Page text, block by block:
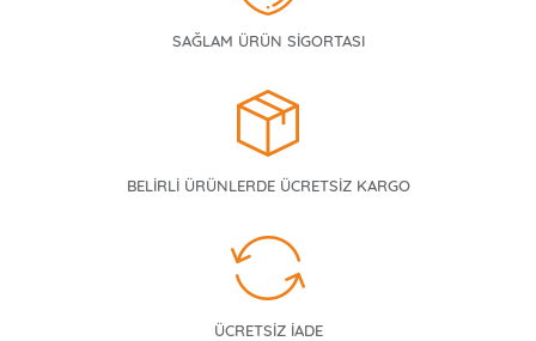
SAĞLAM ÜRÜN SİGORTASI
BELİRLİ ÜRÜNLERDE ÜCRETSİZ KARGO
ÜCRETSİZ İADE